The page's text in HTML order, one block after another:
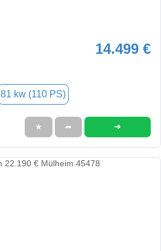
14.499 €
81 kw (110 PS)
★ ➦ ➜